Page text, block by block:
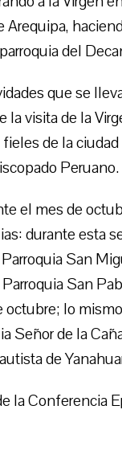
Arequipa,
del
que se
la visita de la
de la
Peruano.
el mes de
durante esta
San
San
octubre; lo
Señor de la
de
la Conferencia